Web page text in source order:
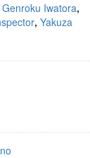
Genroku Iwatora,
, Yakuza